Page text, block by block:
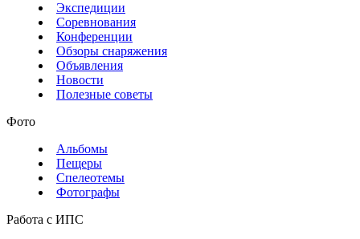
Экспедиции
Соревнования
Конференции
Обзоры снаряжения
Объявления
Новости
Полезные советы
Фото
Альбомы
Пещеры
Спелеотемы
Фотографы
Работа с ИПС